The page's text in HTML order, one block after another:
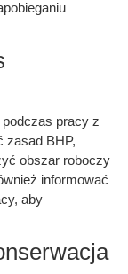
pracy z
zasad BHP,
obszar roboczy
informować
aby